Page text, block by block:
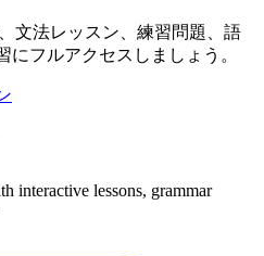
文法レッスン、練習問題、語
フルアクセスしましょう。
interactive lessons, grammar